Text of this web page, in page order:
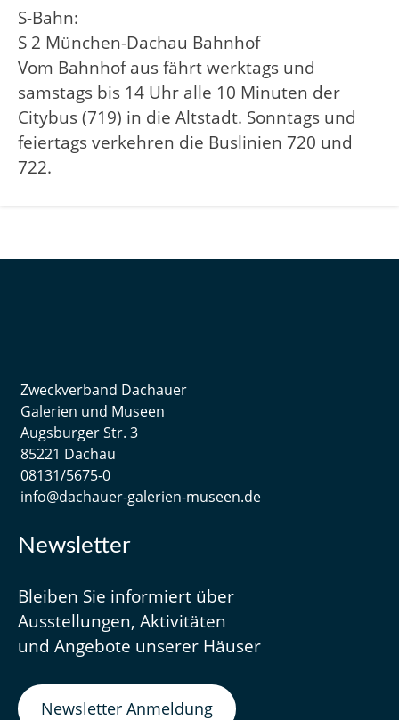
S-Bahn:
S 2 München-Dachau Bahnhof
Vom Bahnhof aus fährt werktags und
samstags bis 14 Uhr alle 10 Minuten der
Citybus (719) in die Altstadt. Sonntags und
feiertags verkehren die Buslinien 720 und
722.
Zweckverband Dachauer
Galerien und Museen
Augsburger Str. 3
85221 Dachau
08131/5675-0
info@dachauer-galerien-museen.de
Newsletter
Bleiben Sie informiert über
Ausstellungen, Aktivitäten
und Angebote unserer Häuser
Newsletter Anmeldung